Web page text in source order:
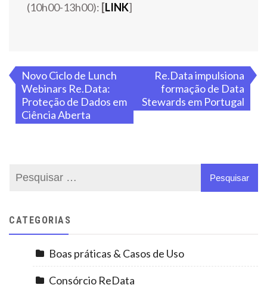
(10h00-13h00): [LINK]
Navegação
de
artigos
Novo Ciclo de Lunch
Webinars Re.Data:
Proteção de Dados em
Ciência Aberta
Re.Data impulsiona
formação de Data
Stewards em Portugal
CATEGORIAS
Boas práticas & Casos de Uso
Consórcio ReData